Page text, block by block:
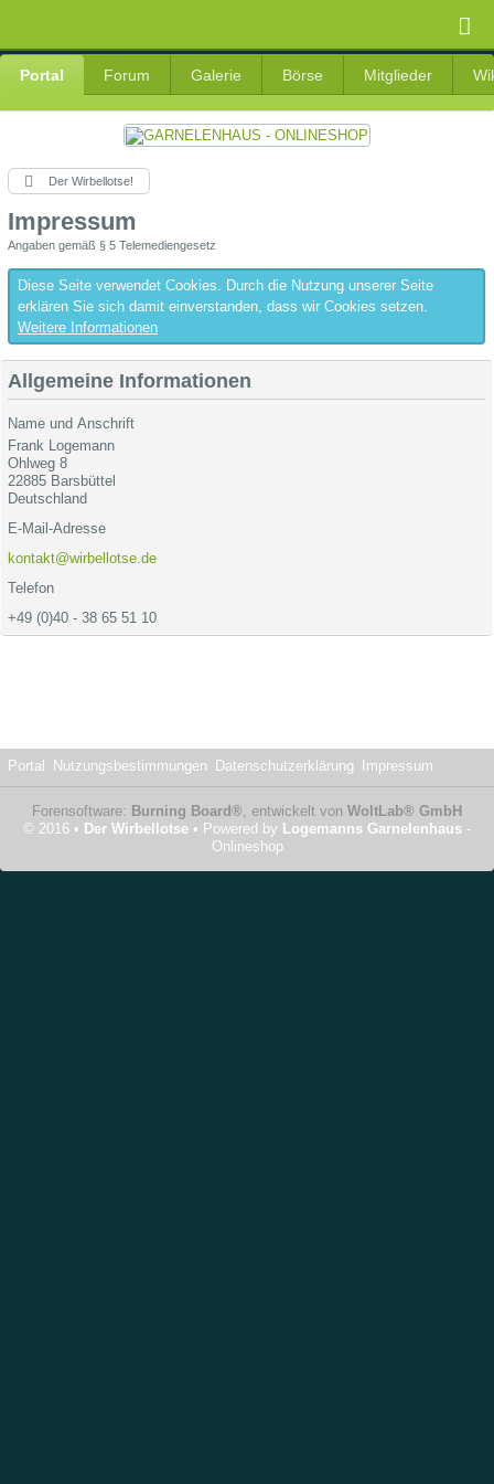
Portal Forum Galerie Börse Mitglieder
Der Wirbellotse!
Impressum
Angaben gemäß § 5 Telemediengesetz
Diese Seite verwendet Cookies. Durch die Nutzung unserer Seite
erklären Sie sich damit einverstanden, dass wir Cookies setzen.
Weitere Informationen
Allgemeine Informationen
Name und Anschrift
Frank Logemann
Ohlweg 8
22885 Barsbüttel
Deutschland
E-Mail-Adresse
kontakt@wirbellotse.de
Telefon
+49 (0)40 - 38 65 51 10
Portal Nutzungsbestimmungen Datenschutzerklärung Impressum
Forensoftware: Burning Board®, entwickelt von WoltLab® GmbH
© 2016 • Der Wirbellotse • Powered by Logemanns Garnelenhaus -
Onlineshop